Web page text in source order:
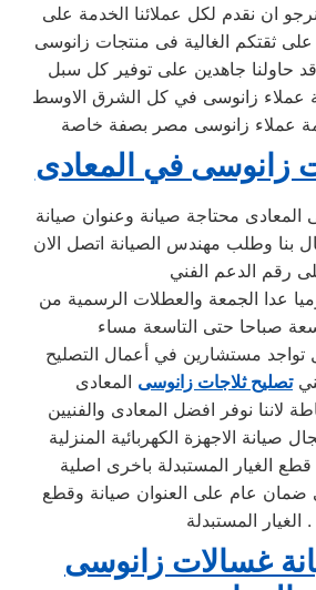
ان نقدم لكل عملائنا الخدمة على
ثقتكم الغالية فى منتجات زانوسى
قد حاولنا جاهدين على توفير كل سبل
عملاء زانوسى في كل الشرق الاوسط
عملاء زانوسى مصر بصفة خاصة
زانوسى في المعادى
المعادى محتاجة صيانة وعنوان صيانة
بنا وطلب مهندس الصيانة اتصل الان
رقم الدعم الفني
عدا الجمعة والعطلات الرسمية من
صباحا حتى التاسعة مساء
تواجد مستشارين في أعمال التصليح
تصليح ثلاجات زانوسى المعادى
لاننا نوفر افضل المعادى والفنيين
الاجهزة الكهربائية المنزلية
الغيار المستبدلة باخرى اصلية
عام على العنوان صيانة وقطع
الغيار المستبدلة .
غسالات زانوسى